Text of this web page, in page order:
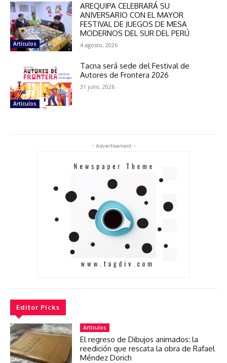
Artículos
AREQUIPA CELEBRARÁ SU
ANIVERSARIO CON EL MAYOR
FESTIVAL DE JUEGOS DE MESA
MODERNOS DEL SUR DEL PERÚ
4 agosto, 2026
Artículos
Tacna será sede del Festival de
Autores de Frontera 2026
31 julio, 2026
- Advertisement -
Editor Picks
Artículos
El regreso de Dibujos animados: la
reedición que rescata la obra de Rafael
Méndez Dorich